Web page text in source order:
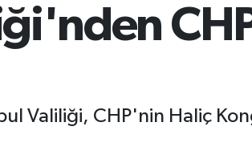
Valiliği, CHP'nin Haliç